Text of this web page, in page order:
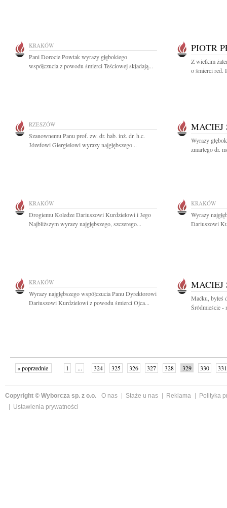
KRAKÓW
Pani Dorocie Powtak wyrazy głębokiego
współczucia z powodu śmierci Teściowej składają...
PIOTR
Z wielkim
o śmierci red.
RZESZÓW
Szanownemu Panu prof. zw. dr. hab. inż. dr. h.c.
Józefowi Giergielowi wyrazy najgłębszego...
MACIEJ
Wyrazy
zmarłego dr.
KRAKÓW
Drogiemu Koledze Dariuszowi Kurdzielowi i Jego
Najbliższym wyrazy najgłębszego, szczerego...
KRAKÓW
Wyrazy
Dariuszowi
KRAKÓW
Wyrazy najgłębszego współczucia Panu Dyrektorowi
Dariuszowi Kurdzielowi z powodu śmierci Ojca...
MACIEJ
Maćku,
Śródmieście -
« poprzednie 1 ... 324 325 326 327 328 329 330
331
Copyright © Wyborcza sp. z o.o. O nas Staże u nas Reklama
Polityka
Ustawienia prywatności